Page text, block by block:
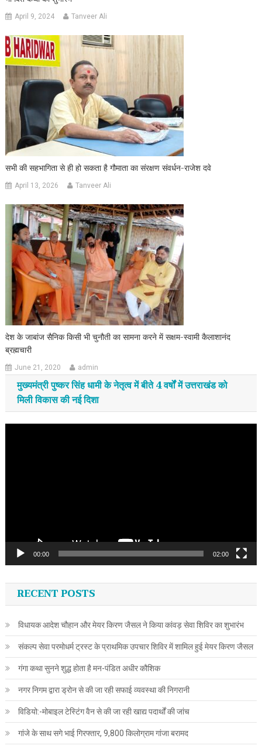
April 9, 2024 Tanveer Ali
सभी की सहभागिता से ही हो सकता है गौमाता का संरक्षण संवर्धन-राजेश दवे
April 13, 2026 Tanveer Ali
देश के जाबांज सैनिक किसी भी चुनौती का सामना करने में सक्षम-स्वामी कैलाशानंद
ब्रह्मचारी
June 21, 2020 admin
मुख्यमंत्री पुष्कर सिंह धामी के नेतृत्व में बीते 4 वर्षों में उत्तराखंड को
मिली विकास की नई दिशा
00:00 02:00
RECENT POSTS
विधायक आदेश चौहान और मेयर किरण जैसल ने किया कांवड़ सेवा शिविर का शुभारंभ
संकल्प सेवा परमोधर्म ट्रस्ट के प्राथमिक उपचार शिविर में शामिल हुई मेयर किरण जैसल
गंगा कथा सुनने शुद्ध होता है मन-पंडित अधीर कौशिक
नगर निगम द्वारा ड्रोन से की जा रही सफाई व्यवस्था की निगरानी
विडियो:-मोबाइल टेस्टिंग वैन से की जा रही खाद्य पदार्थों की जांच
गांजे के साथ सगे भाई गिरफ्तार, 9,800 किलोग्राम गांजा बरामद